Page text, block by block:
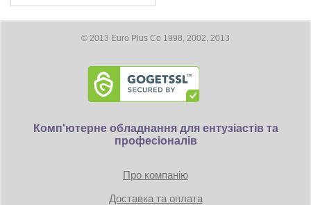
© 2013 Euro Plus Co 1998, 2002, 2013
Комп'ютерне обладнання для ентузіастів та
професіоналів
Про компанію
Доставка та оплата